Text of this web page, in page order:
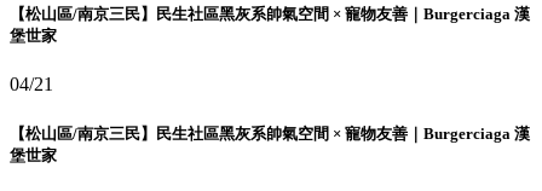
【松山區/南京三民】民生社區黑灰系帥氣空間 × 寵物友善｜Burgerciaga 漢
堡世家
04/21
【松山區/南京三民】民生社區黑灰系帥氣空間 × 寵物友善｜Burgerciaga 漢
堡世家